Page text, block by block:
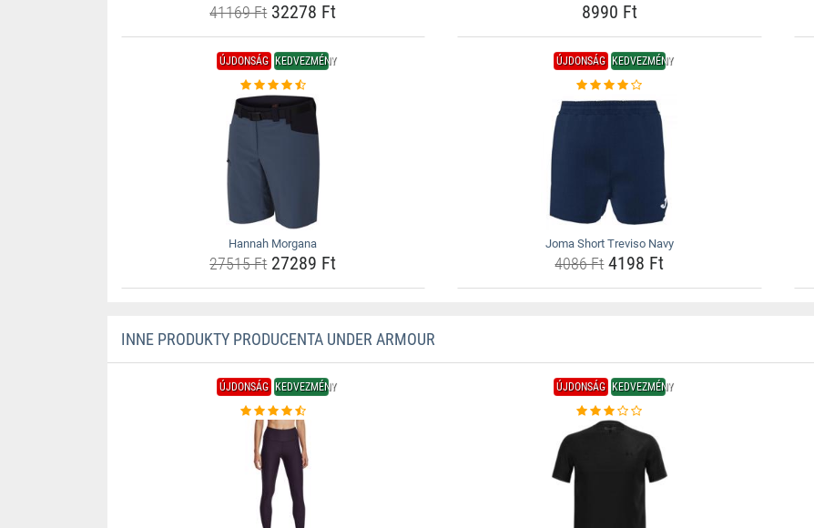
41169 Ft32278 Ft 8990 Ft
ÚJDONSÁG KEDVEZMÉNY
Hannah Morgana
27515 Ft27289 Ft
ÚJDONSÁG KEDVEZMÉNY
Joma Short Treviso Navy
4086 Ft4198 Ft
INNE PRODUKTY PRODUCENTA UNDER ARMOUR
ÚJDONSÁG KEDVEZMÉNY ÚJDONSÁG KEDVEZMÉNY